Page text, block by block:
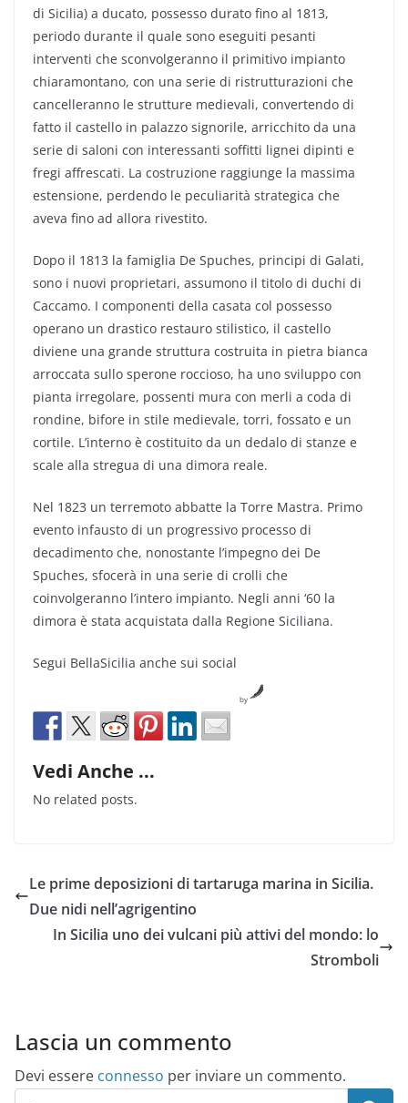
di Sicilia) a ducato, possesso durato fino al 1813,
periodo durante il quale sono eseguiti pesanti
interventi che sconvolgeranno il primitivo impianto
chiaramontano, con una serie di ristrutturazioni che
cancelleranno le strutture medievali, convertendo di
fatto il castello in palazzo signorile, arricchito da una
serie di saloni con interessanti soffitti lignei dipinti e
fregi affrescati. La costruzione raggiunge la massima
estensione, perdendo le peculiarità strategica che
aveva fino ad allora rivestito.
Dopo il 1813 la famiglia De Spuches, principi di Galati,
sono i nuovi proprietari, assumono il titolo di duchi di
Caccamo. I componenti della casata col possesso
operano un drastico restauro stilistico, il castello
diviene una grande struttura costruita in pietra bianca
arroccata sullo sperone roccioso, ha uno sviluppo con
pianta irregolare, possenti mura con merli a coda di
rondine, bifore in stile medievale, torri, fossato e un
cortile. L’interno è costituito da un dedalo di stanze e
scale alla stregua di una dimora reale.
Nel 1823 un terremoto abbatte la Torre Mastra. Primo
evento infausto di un progressivo processo di
decadimento che, nonostante l’impegno dei De
Spuches, sfocerà in una serie di crolli che
coinvolgeranno l’intero impianto. Negli anni ‘60 la
dimora è stata acquistata dalla Regione Siciliana.
Segui BellaSicilia anche sui social
by
Vedi Anche ...
No related posts.
Le prime deposizioni di tartaruga marina in Sicilia.
Due nidi nell’agrigentino
In Sicilia uno dei vulcani più attivi del mondo: lo
Stromboli
Lascia un commento
Devi essere connesso per inviare un commento.